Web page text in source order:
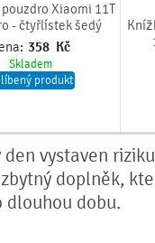
Xiaomi 11T
- čtyřlístek šedý
358 Kč
Skladem
produkt
vystaven
doplněk,
dlouhou dobu.